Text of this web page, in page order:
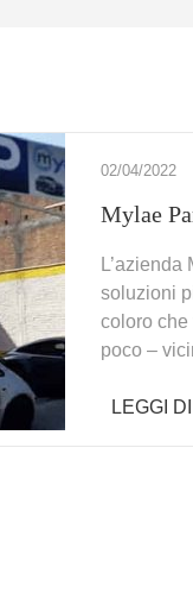
02/04/2022
Mylae
soluzioni
coloro
poco –
LEGGI